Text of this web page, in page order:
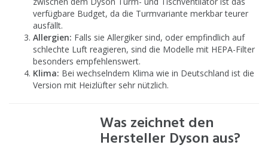
verfügbare Budget, da die Turmvariante merkbar teurer
ausfällt.
Allergien: Falls sie Allergiker sind, oder empfindlich auf
schlechte Luft reagieren, sind die Modelle mit HEPA-Filter
besonders empfehlenswert.
Klima: Bei wechselndem Klima wie in Deutschland ist die
Version mit Heizlüfter sehr nützlich.
Was zeichnet den
Hersteller Dyson aus?